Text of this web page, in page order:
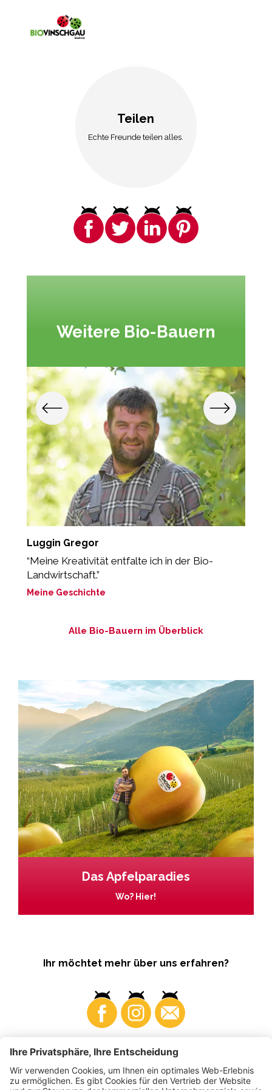
Teilen
Echte Freunde teilen alles.
Weitere Bio-Bauern
Luggin Gregor
“Meine Kreativität entfalte ich in der Bio-
Landwirtschaft.”
Meine Geschichte
Alle Bio-Bauern im Überblick
Das Apfelparadies
Wo? Hier!
Ihr möchtet mehr über uns erfahren?
Business Produzenten